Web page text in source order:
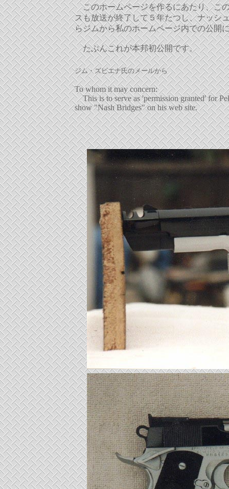
このホームページを作るにあたり、こ
スも放送が終了して５年たつし、ナッシ
らジムから私のホームページ内での公開
たぶんこれが本邦初公開です。
ジム・ズビエナ氏のメールから
To whom it may concern:
This is to serve as 'permission granted' for
show "Nash Bridges" on his web site.
James R